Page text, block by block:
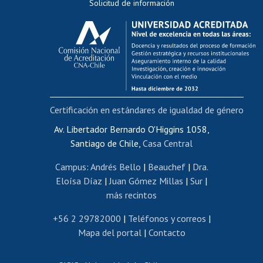
Evaluación docente
Calificación académica
Postulación al AUCAI
Funcionarias/os
Cursos internos de capacitación
Bienestar del personal
Portal de movilidad interna
Certificado de renta
Certificado de renta honorarios
Editar páginas blancas
Extranjeras/os
Revalidación y reconocimiento de títulos
Postulación al Programa de Movilidad Estudiantil
Solicitud de información
Av. Libertador Bernardo O'Higgins 1058,
Santiago de Chile, Casa Central
Campus: Andrés Bello | Beauchef| Dra.
Eloísa Díaz | Juan Gómez Millas | Sur |
más recintos
+56 2 29782000 | Teléfonos y correos |
Mapa del portal| Contacto
Certificación en estándares de igualdad de género